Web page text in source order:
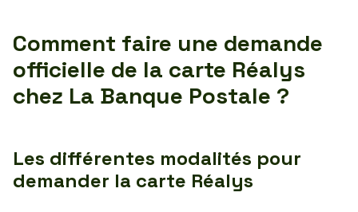
Comment faire une demande
officielle de la carte Réalys
chez La Banque Postale ?
Les différentes modalités pour
demander la carte Réalys